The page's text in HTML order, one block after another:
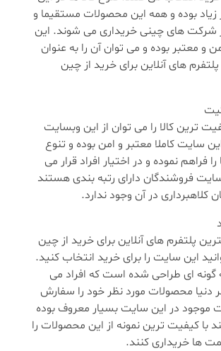
بوده و همه این محصولات مستقیما و
شرکت های چینی خریداری می شوند. این
و معتبر بوده و می توان آن را به عنوان
های آنلاین برای خرید از چین
ترین کالا را می توان از این وبسایت
سایت کاملا معتبر و امن بوده و تنوع
را فراهم نموده و در اختیار افراد قرار می
فروشندگان دارای رتبه بندی هستند
کلاهبرداری در آن وجود ندارد.
پلتفرم های آنلاین برای خرید از چین
این سایت را برای خرید انتخاب کنید.
گونه ای طراحی شده است که افراد می
دنیا محصولات مورد نظر خود را سفارش
موجود در این سایت بسیار معروف بوده
با کیفیت ترین نمونه از این محصولات را
ها خریداری کنند.